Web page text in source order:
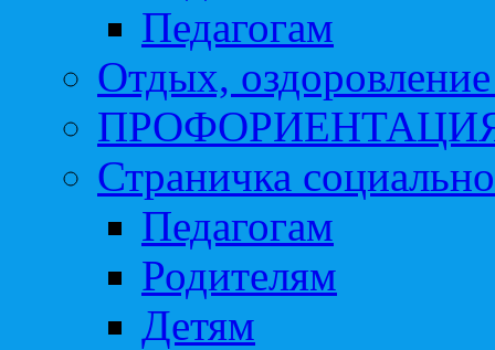
Педагогам
Отдых, оздоровление
Страничка
Педагогам
Родителям
Детям